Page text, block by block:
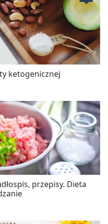
ketogenicznej
przepisy. Dieta